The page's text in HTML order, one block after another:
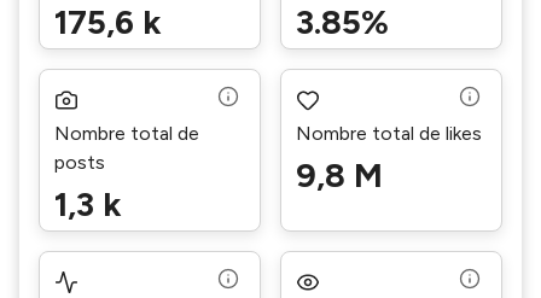
175,6 k 3.85%
Nombre total de
posts
1,3 k
Nombre total de likes
9,8 M